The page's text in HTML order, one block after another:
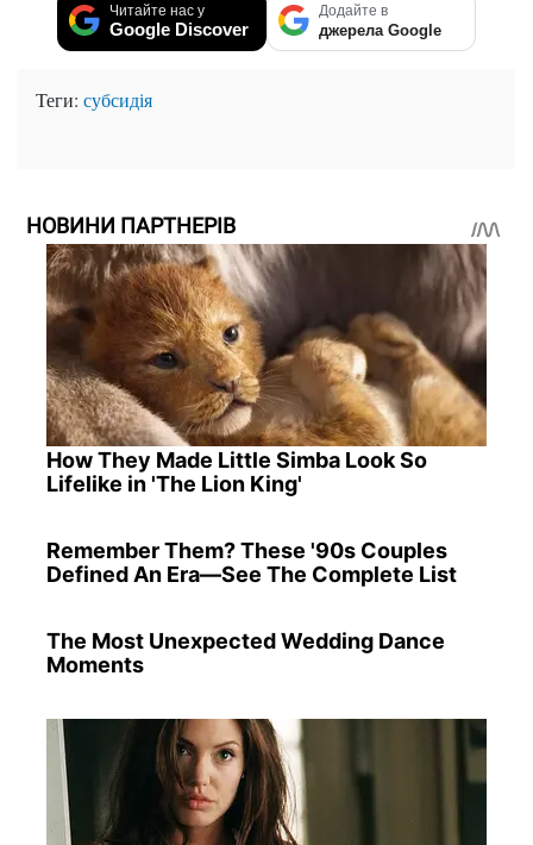
Читайте нас у
Google Discover
Додайте в
джерела Google
Теги: субсидія
НОВИНИ ПАРТНЕРІВ
How They Made Little Simba Look So
Lifelike in 'The Lion King'
Remember Them? These '90s Couples
Defined An Era—See The Complete List
The Most Unexpected Wedding Dance
Moments